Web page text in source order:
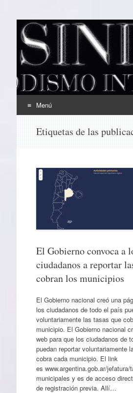
EL SINDICAL
Periodismo Inteligente
Menú
Etiquetas de las
El Gobierno convoca a
ciudadanos a reportar
cobran los municipios
El Gobierno nacional creó una
los ciudadanos de todo el país
voluntariamente las tasas que
municipio. El Gobierno nacional
web para que los ciudadanos de
puedan reportar voluntariamente
cobra cada municipio. El link
es www.argentina.gob.ar/jefatura/
municipales y es de acceso
de registración previa. Allí…